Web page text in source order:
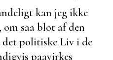
kan jeg ikke
saa blot af den
politiske Liv i de
paavirkes